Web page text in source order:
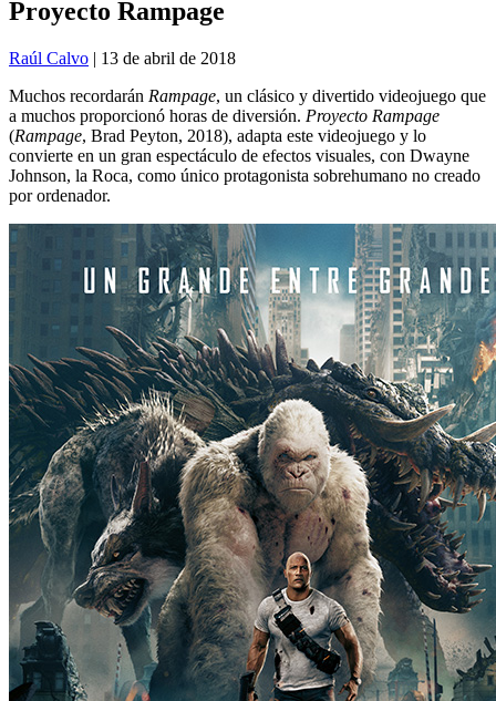
Proyecto Rampage
Raúl Calvo | 13 de abril de 2018
Muchos recordarán Rampage, un clásico y divertido videojuego que
a muchos proporcionó horas de diversión. Proyecto Rampage
(Rampage, Brad Peyton, 2018), adapta este videojuego y lo
convierte en un gran espectáculo de efectos visuales, con Dwayne
Johnson, la Roca, como único protagonista sobrehumano no creado
por ordenador.